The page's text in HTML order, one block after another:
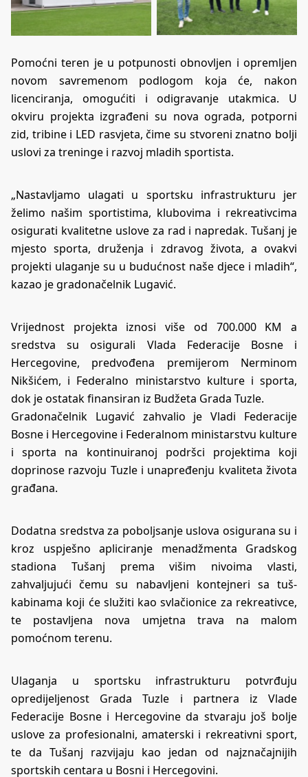
Pomoćni teren je u potpunosti obnovljen i opremljen
novom savremenom podlogom koja će, nakon
licenciranja, omogućiti i odigravanje utakmica. U
okviru projekta izgrađeni su nova ograda, potporni
zid, tribine i LED rasvjeta, čime su stvoreni znatno bolji
uslovi za treninge i razvoj mladih sportista.
„Nastavljamo ulagati u sportsku infrastrukturu jer
želimo našim sportistima, klubovima i rekreativcima
osigurati kvalitetne uslove za rad i napredak. Tušanj je
mjesto sporta, druženja i zdravog života, a ovakvi
projekti ulaganje su u budućnost naše djece i mladih“,
kazao je gradonačelnik Lugavić.
Vrijednost projekta iznosi više od 700.000 KM a
sredstva su osigurali Vlada Federacije Bosne i
Hercegovine, predvođena premijerom Nerminom
Nikšićem, i Federalno ministarstvo kulture i sporta,
dok je ostatak finansiran iz Budžeta Grada Tuzle.
Gradonačelnik Lugavić zahvalio je Vladi Federacije
Bosne i Hercegovine i Federalnom ministarstvu kulture
i sporta na kontinuiranoj podršci projektima koji
doprinose razvoju Tuzle i unapređenju kvaliteta života
građana.
Dodatna sredstva za poboljsanje uslova osigurana su i
kroz uspješno apliciranje menadžmenta Gradskog
stadiona Tušanj prema višim nivoima vlasti,
zahvaljujući čemu su nabavljeni kontejneri sa tuš-
kabinama koji će služiti kao svlačionice za rekreativce,
te postavljena nova umjetna trava na malom
pomoćnom terenu.
Ulaganja u sportsku infrastrukturu potvrđuju
opredijeljenost Grada Tuzle i partnera iz Vlade
Federacije Bosne i Hercegovine da stvaraju još bolje
uslove za profesionalni, amaterski i rekreativni sport,
te da Tušanj razvijaju kao jedan od najznačajnijih
sportskih centara u Bosni i Hercegovini.